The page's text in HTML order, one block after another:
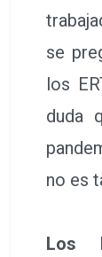
se
los
duda
no es
Los